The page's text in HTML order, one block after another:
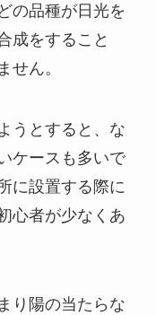
の品種が日光を
成をすること
せん。
うとすると、な
ケースも多いで
に設置する際に
心者が少なくあ
り陽の当たらな